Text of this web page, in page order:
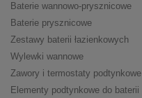
Baterie wannowo-prysznicowe
Baterie prysznicowe
Zestawy baterii łazienkowych
Wylewki wannowe
Zawory i termostaty podtynkowe
Elementy podtynkowe do baterii